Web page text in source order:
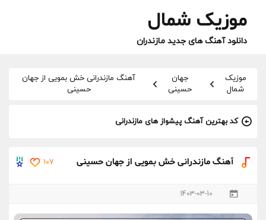
موزیک شمال
دانلود آهنگ های جدید مازندران
موزیک
شمال
جهان
حسینی
آهنگ مازندرانی خش بمویی از جهان
حسینی
کد بهترین آهنگ پیشواز های مازندرانی
آهنگ مازندرانی خش بمویی از جهان حسینی 107
1403-03-10